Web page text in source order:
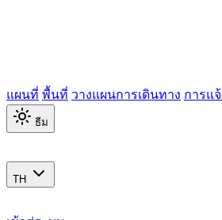
แผนที่ พื้นที่ วางแผนการเดินทาง การแ
ธีม
TH